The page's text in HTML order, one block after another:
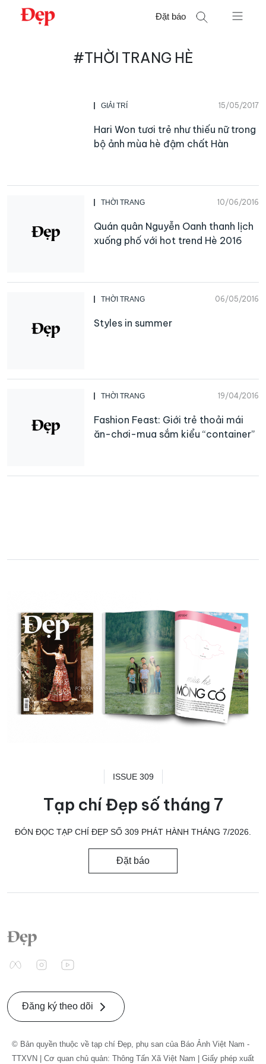
Chuyển
Đặt báo
#THỜI TRANG HÈ
GIẢI TRÍ 15/05/2017
Hari Won tươi trẻ như thiếu nữ trong
bộ ảnh mùa hè đậm chất Hàn
THỜI TRANG 10/06/2016
Quán quân Nguyễn Oanh thanh lịch
xuống phố với hot trend Hè 2016
THỜI TRANG 06/05/2016
Styles in summer
THỜI TRANG 19/04/2016
Fashion Feast: Giới trẻ thoải mái
ăn-chơi-mua sắm kiểu “container”
ISSUE 309
Tạp chí Đẹp số tháng 7
ĐÓN ĐỌC TẠP CHÍ ĐẸP SỐ 309 PHÁT HÀNH THÁNG 7/2026.
Đặt báo
Đăng ký theo dõi
© Bản quyền thuộc về tạp chí Đẹp, phụ san của Báo Ảnh Việt Nam -
TTXVN | Cơ quan chủ quản: Thông Tấn Xã Việt Nam | Giấy phép xuất